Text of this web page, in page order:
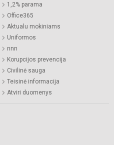
1,2% parama
Office365
Aktualu mokiniams
Uniformos
nnn
Korupcijos prevencija
Civilinė sauga
Teisinė informacija
Atviri duomenys